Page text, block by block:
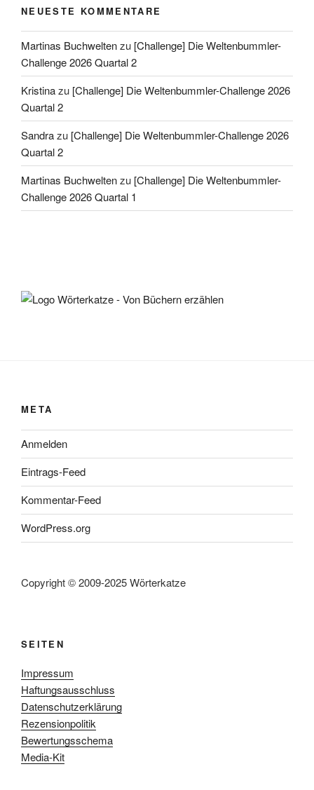
NEUESTE KOMMENTARE
Martinas Buchweltenzu [Challenge] Die Weltenbummler-
Challenge 2026 Quartal 2
Kristinazu [Challenge] Die Weltenbummler-Challenge 2026
Quartal 2
Sandrazu [Challenge] Die Weltenbummler-Challenge 2026
Quartal 2
Martinas Buchweltenzu [Challenge] Die Weltenbummler-
Challenge 2026 Quartal 1
META
Anmelden
Eintrags-Feed
Kommentar-Feed
WordPress.org
Copyright © 2009-2025 Wörterkatze
SEITEN
Impressum
Haftungsausschluss
Datenschutzerklärung
Rezensionpolitik
Bewertungsschema
Media-Kit